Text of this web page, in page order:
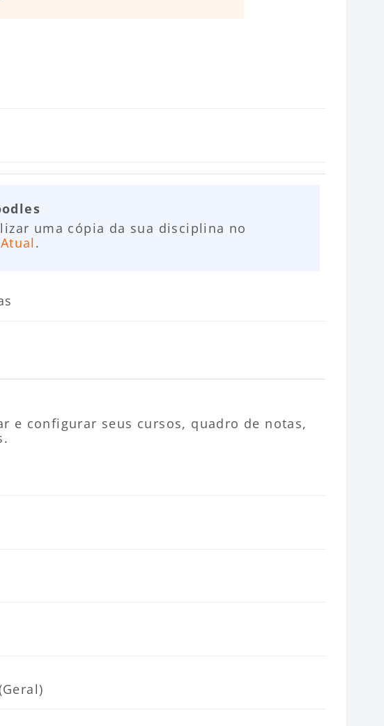
uma cópia da sua disciplina no
.
e configurar seus cursos, quadro de notas,